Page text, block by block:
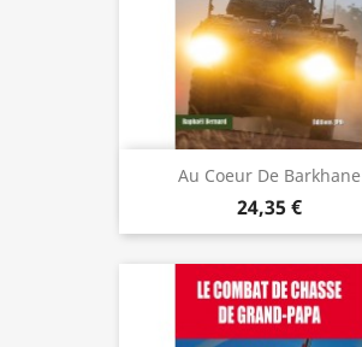
Au Coeur De Barkhane
24,35 €